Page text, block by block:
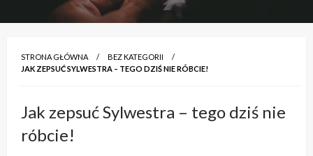
STRONA GŁÓWNA
BEZ KATEGORII
JAK ZEPSUĆ SYLWESTRA – TEGO DZIŚ NIE RÓBCIE!
Jak zepsuć Sylwestra – tego dziś nie
róbcie!